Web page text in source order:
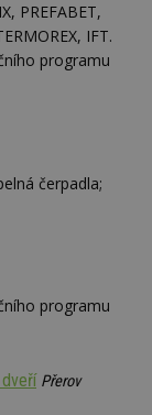
PREFABET,
IFT.
programu
čerpadla;
programu
Přerov